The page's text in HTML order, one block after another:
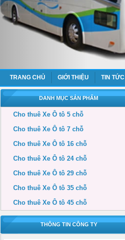
TRANG CHỦ GIỚI THIỆU TIN TỨC
DANH MỤC SẢN PHẨM
Cho thuê Xe Ô tô 5 chỗ
Cho thuê Xe Ô tô 7 chỗ
Cho thuê Xe Ô tô 16 chỗ
Cho thuê Xe Ô tô 24 chỗ
Cho thuê Xe Ô tô 29 chỗ
Cho thuê Xe Ô tô 35 chỗ
Cho thuê Xe Ô tô 45 chỗ
THÔNG TIN CÔNG TY